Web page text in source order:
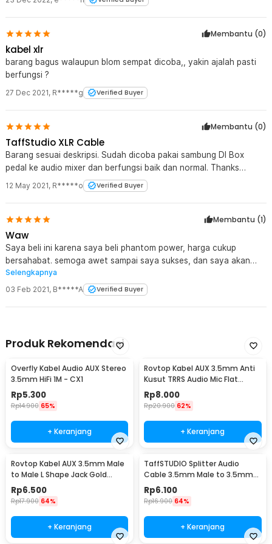
Membantu (0)
kabel xlr
barang bagus walaupun blom sempat dicoba,, yakin ajalah pasti
berfungsi ?
27 Dec 2021, R*****g Verified Buyer
Membantu (0)
TaffStudio XLR Cable
Barang sesuai deskripsi. Sudah dicoba pakai sambung DI Box
pedal ke audio mixer dan berfungsi baik dan normal. Thanks
12 May 2021, R*****o Verified Buyer
Membantu (1)
Waw
Saya beli ini karena saya beli phantom power, harga cukup
bersahabat. semoga awet sampai saya sukses, dan saya akan
meng give awaykan yang saya punya ini. terima kasih
Selengkapnya
03 Feb 2021, B*****A Verified Buyer
Produk Rekomendasi
Overfly Kabel Audio AUX Stereo
3.5mm HiFi 1M - CX1
Rp5.300
Rp14.900 65%
+ Keranjang
Rovtop Kabel AUX 3.5mm Anti
Kusut TRRS Audio Mic Flat
Design HiFi 1M - R10
Rp8.000
Rp20.900 62%
+ Keranjang
Rovtop Kabel AUX 3.5mm Male
to Male L Shape Jack Gold
Plated 1.2M - S-IP4G
Rp6.500
Rp17.900 64%
+ Keranjang
TaffSTUDIO Splitter Audio
Cable 3.5mm Male to 3.5mm
HiFi Mic Headphone - AV123
Rp6.100
Rp16.900 64%
+ Keranjang